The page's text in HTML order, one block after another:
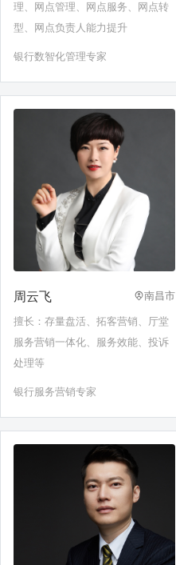
理、网点管理、网点服务、网点转
型、网点负责人能力提升
银行数智化管理专家
周云飞 南昌市
擅长：存量盘活、拓客营销、厅堂
服务营销一体化、服务效能、投诉
处理等
银行服务营销专家